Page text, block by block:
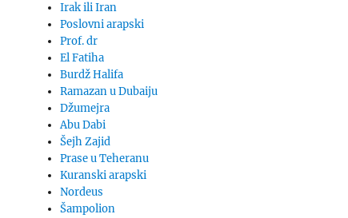
Irak ili Iran
Poslovni arapski
Prof. dr
El Fatiha
Burdž Halifa
Ramazan u Dubaiju
Džumejra
Abu Dabi
Šejh Zajid
Prase u Teheranu
Kuranski arapski
Nordeus
Šampolion